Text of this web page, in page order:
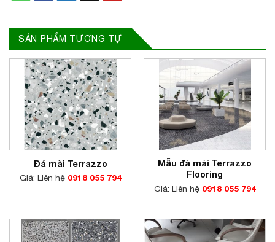
SẢN PHẨM TƯƠNG TỰ
Đá mài Terrazzo
Giá: Liên hệ 0918 055 794
Mẫu đá mài Terrazzo
Flooring
Giá: Liên hệ 0918 055 794